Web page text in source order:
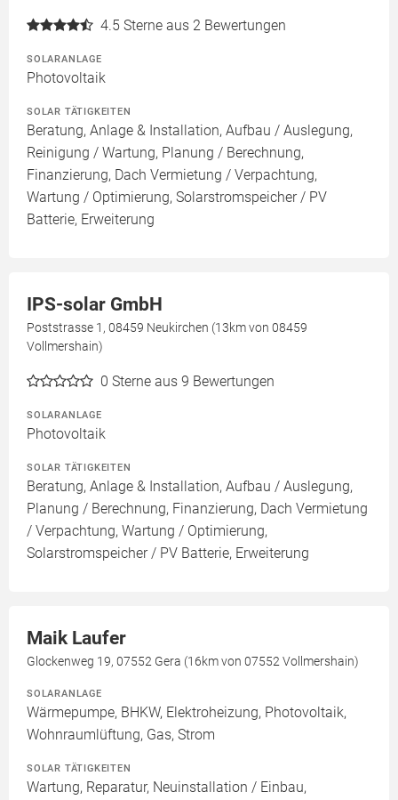
4.5 Sterne aus 2 Bewertungen
SOLARANLAGE
Photovoltaik
SOLAR TÄTIGKEITEN
Beratung, Anlage & Installation, Aufbau / Auslegung,
Reinigung / Wartung, Planung / Berechnung,
Finanzierung, Dach Vermietung / Verpachtung,
Wartung / Optimierung, Solarstromspeicher / PV
Batterie, Erweiterung
IPS-solar GmbH
Poststrasse 1, 08459 Neukirchen (13km von 08459
Vollmershain)
0 Sterne aus 9 Bewertungen
SOLARANLAGE
Photovoltaik
SOLAR TÄTIGKEITEN
Beratung, Anlage & Installation, Aufbau / Auslegung,
Planung / Berechnung, Finanzierung, Dach Vermietung
/ Verpachtung, Wartung / Optimierung,
Solarstromspeicher / PV Batterie, Erweiterung
Maik Laufer
Glockenweg 19, 07552 Gera (16km von 07552 Vollmershain)
SOLARANLAGE
Wärmepumpe, BHKW, Elektroheizung, Photovoltaik,
Wohnraumlüftung, Gas, Strom
SOLAR TÄTIGKEITEN
Wartung, Reparatur, Neuinstallation / Einbau,